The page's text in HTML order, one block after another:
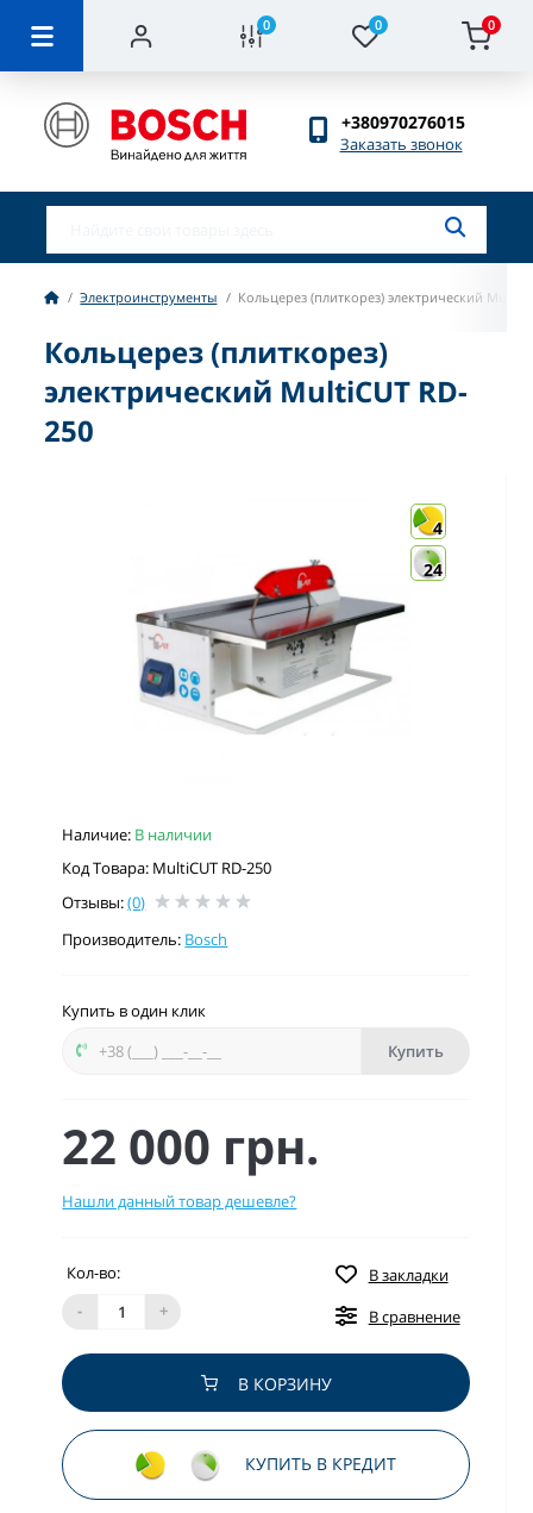
0 0 0
+380970276015
Заказать звонок
Электроинструменты Кольцерез (плиткорез) электрический
Кольцерез (плиткорез)
электрический MultiCUT RD-
250
Наличие: В наличии
Код Товара: MultiCUT RD-250
Отзывы:(0)
Производитель: Bosch
4
24
Купить в один клик
Купить
22 000 грн.
Нашли данный товар дешевле?
Кол-во:
-
+
В закладки
В сравнение
В КОРЗИНУ
КУПИТЬ В КРЕДИТ